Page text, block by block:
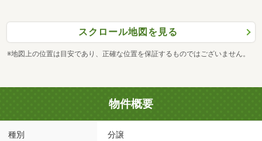
スクロール地図を見る
※地図上の位置は目安であり、正確な位置を保証するものではございません。
物件概要
種別 分譲